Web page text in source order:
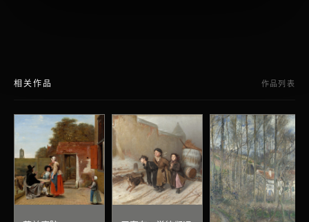
相关作品 作品列表